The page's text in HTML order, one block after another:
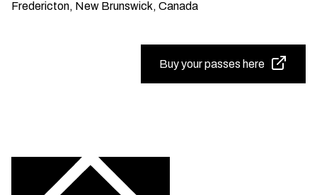
Fredericton, New Brunswick, Canada
Buy your passes here